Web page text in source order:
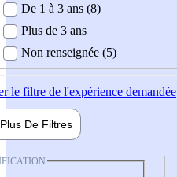
De 1 à 3 ans (8)
Plus de 3 ans
Non renseignée (5)
le filtre de l'expérience demandée
Plus De Filtres